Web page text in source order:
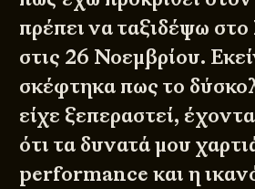
πρέπει να ταξιδέψω
στις 26 Νοεμβρίου.
σκέφτηκα πως το
είχε ξεπεραστεί,
ότι τα δυνατά μου
performance και η